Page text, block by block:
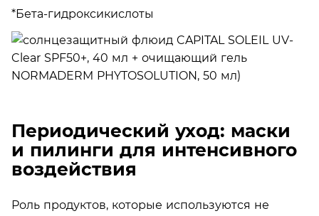
*Бета-гидроксикислоты
Периодический уход: маски
и пилинги для интенсивного
воздействия
Роль продуктов, которые используются не